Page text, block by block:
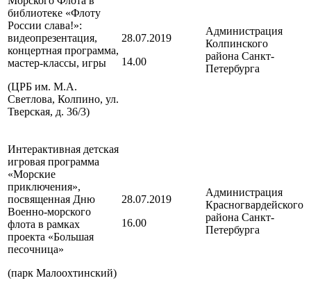
библиотеке «Флоту
России слава!»:
видеопрезентация,
концертная программа,
мастер-классы, игры
(ЦРБ им. М.А.
Светлова, Колпино, ул.
Тверская, д. 36/3)
28.07.2019
14.00
Администрация
Колпинского
района Санкт-
Петербурга
Интерактивная детская
игровая программа
«Морские
приключения»,
посвященная Дню
Военно-морского
флота в рамках
проекта «Большая
песочница»
(парк Малоохтинский)
28.07.2019
16.00
Администрация
Красногвардейского
района Санкт-
Петербурга